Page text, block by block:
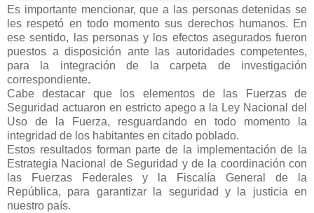
Es importante mencionar, que a las personas detenidas se
les respetó en todo momento sus derechos humanos. En
ese sentido, las personas y los efectos asegurados fueron
puestos a disposición ante las autoridades competentes,
para la integración de la carpeta de investigación
correspondiente.
Cabe destacar que los elementos de las Fuerzas de
Seguridad actuaron en estricto apego a la Ley Nacional del
Uso de la Fuerza, resguardando en todo momento la
integridad de los habitantes en citado poblado.
Estos resultados forman parte de la implementación de la
Estrategia Nacional de Seguridad y de la coordinación con
las Fuerzas Federales y la Fiscalía General de la
República, para garantizar la seguridad y la justicia en
nuestro país.